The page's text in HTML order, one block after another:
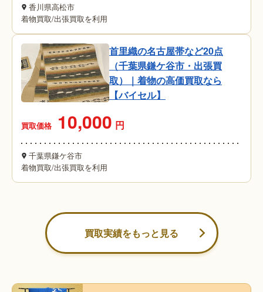
香川県高松市
着物買取/出張買取を利用
首里織の名古屋帯など20点
（千葉県鎌ケ谷市・出張買
取）｜着物の高価買取なら
【バイセル】
買取価格 10,000 円
千葉県鎌ケ谷市
着物買取/出張買取を利用
買取実績をもっと見る